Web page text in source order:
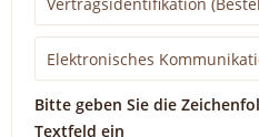
Bitte geben Sie die
Textfeld ein